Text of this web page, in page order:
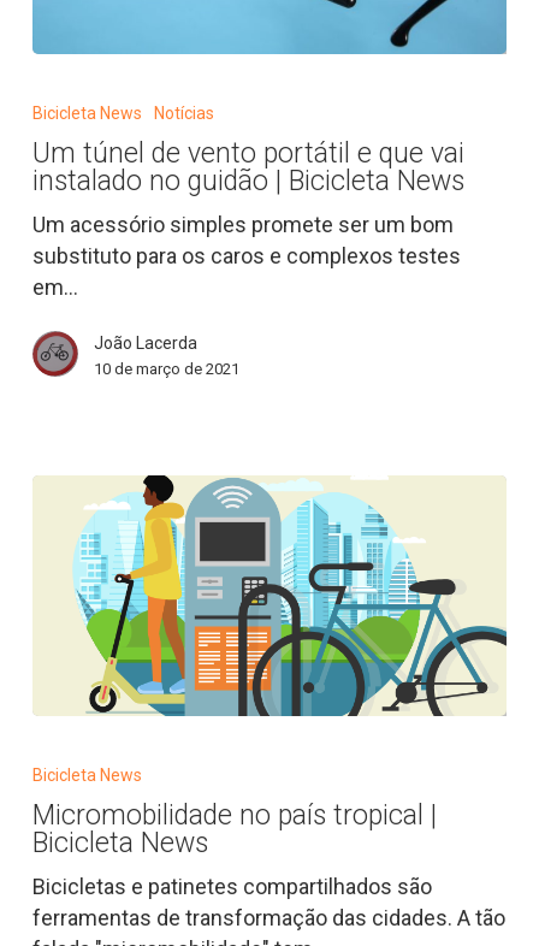
túnel
vento
portátil
e
que
vai
no
guidão
News
Bicicleta News Notícias
Um túnel de vento portátil e que vai
instalado no guidão | Bicicleta News
Um acessório simples promete ser um bom
substituto para os caros e complexos testes
em…
João Lacerda
10 de março de 2021
tropical
|
Bicicleta
News
Bicicleta News
Micromobilidade no país tropical |
Bicicleta News
Bicicletas e patinetes compartilhados são
ferramentas de transformação das cidades. A tão